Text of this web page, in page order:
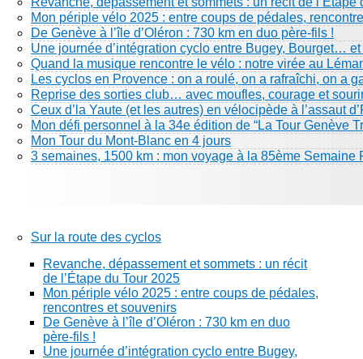
Mon périple vélo 2025 : entre coups de pédales,
De Genève à l’île d’Oléron : 730 km en duo père-fils !
Une journée d’intégration cyclo entre Bugey, Bourget…
Quand la musique rencontre le vélo : notre virée au
Les cyclos en Provence : on a roulé, on a rafraîchi, on a
Reprise des sorties club… avec moufles, courage et
Ceux d’la Yaute (et les autres) en vélocipède à l’assaut
Mon défi personnel à la 34e édition de “La Tour Genève
Mon Tour du Mont-Blanc en 4 jours
3 semaines, 1500 km : mon voyage à la 85ème Semaine
Sur la route des cyclos
Revanche, dépassement et sommets : un récit
de l’Étape du Tour 2025
Mon périple vélo 2025 : entre coups de pédales,
rencontres et souvenirs
De Genève à l’île d’Oléron : 730 km en duo
père-fils !
Une journée d’intégration cyclo entre Bugey,